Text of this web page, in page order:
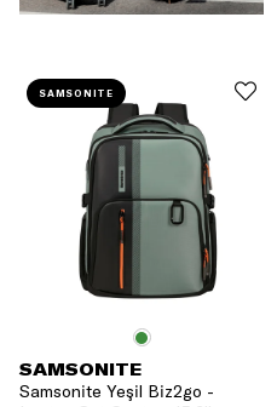
SAMSONITE
Samsonite Yeşil Biz2go -
SAMSONITE